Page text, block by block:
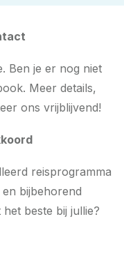
Ben je er nog niet
Meer details,
ons vrijblijvend!
reisprogramma
bijbehorend
beste bij jullie?